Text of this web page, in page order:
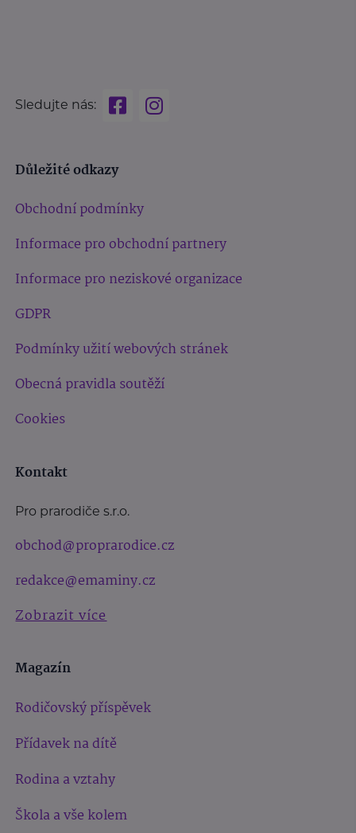
Sledujte nás:
Důležité odkazy
Obchodní podmínky
Informace pro obchodní partnery
Informace pro neziskové organizace
GDPR
Podmínky užití webových stránek
Obecná pravidla soutěží
Cookies
Kontakt
Pro prarodiče s.r.o.
obchod@proprarodice.cz
redakce@emaminy.cz
Zobrazit více
Magazín
Rodičovský příspěvek
Přídavek na dítě
Rodina a vztahy
Škola a vše kolem